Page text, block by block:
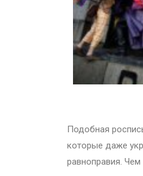
Подобная
которые даже
равноправия.